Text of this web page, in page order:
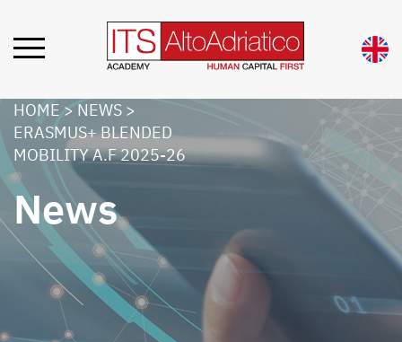
HOME>NEWS >
ERASMUS+ BLENDED
MOBILITY A.F 2025-26
News